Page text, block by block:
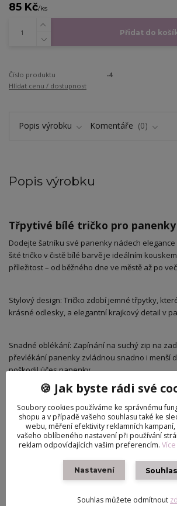
85 Kč/ks
Přidat do
Číslo produktu
-4
Hlídat cenu / dostupnost
Popis výrobku Komentáře 0
Popis výrobku
Třpytivé bílé tričko pro
​Dodejte šatníku své panenky nádech
šité tričko v čistě bílé barvě je ideálním
příležitost – od běžného dne ve městě až po
​Stylový design: Tričko zdobí jemné třpytky,
krásné odlesky, a elegantní krajkový detail v
​Snadné oblékání: Zapínání na suchý zip na
převlékání panenky zvládnou snadno i menší
poškodil účes panenky.
​Kvalitní zpracování: Precizní šití a příjemný
životnost při hře.
​Univerzální střih: Skvěle sedí na standardní
29–30 cm (např. Barbie).
🍪 Jak byste rádi své
Soubory cookies používáme ke správnému
shopu a v případě vašeho souhlasu také ke
webu, měření efektivity reklamních
vašeho oblíbeného nastavení při používání
reklam odpovídajících vašim preferencím.
Nastavení
Souhlas můžete odmítnout